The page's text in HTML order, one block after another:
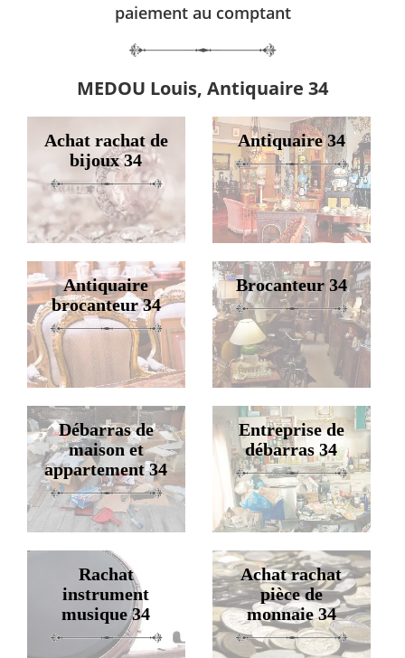
paiement au comptant
MEDOU Louis, Antiquaire 34
Achat rachat de
bijoux 34
Antiquaire 34
Antiquaire
brocanteur 34
Brocanteur 34
Débarras de
maison et
appartement 34
Entreprise de
débarras 34
Rachat
instrument
musique 34
Achat rachat
pièce de
monnaie 34